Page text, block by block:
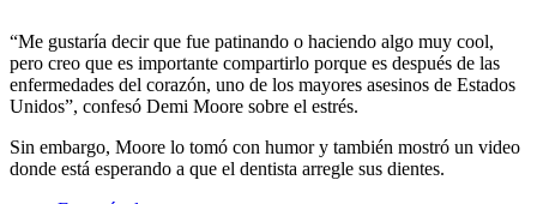
“Me gustaría decir que fue patinando o haciendo algo muy cool,
pero creo que es importante compartirlo porque es después de las
enfermedades del corazón, uno de los mayores asesinos de Estados
Unidos”, confesó Demi Moore sobre el estrés.
Sin embargo, Moore lo tomó con humor y también mostró un video
donde está esperando a que el dentista arregle sus dientes.